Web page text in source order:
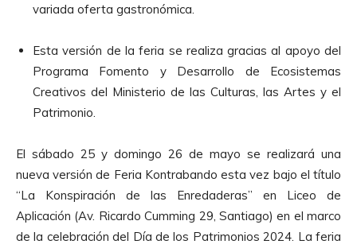
variada oferta gastronómica.
Esta versión de la feria se realiza gracias al apoyo del
Programa Fomento y Desarrollo de Ecosistemas
Creativos del Ministerio de las Culturas, las Artes y el
Patrimonio.
El sábado 25 y domingo 26 de mayo se realizará una
nueva versión de Feria Kontrabando esta vez bajo el título
“La Konspiración de las Enredaderas” en Liceo de
Aplicación (Av. Ricardo Cumming 29, Santiago) en el marco
de la celebración del Día de los Patrimonios 2024. La feria